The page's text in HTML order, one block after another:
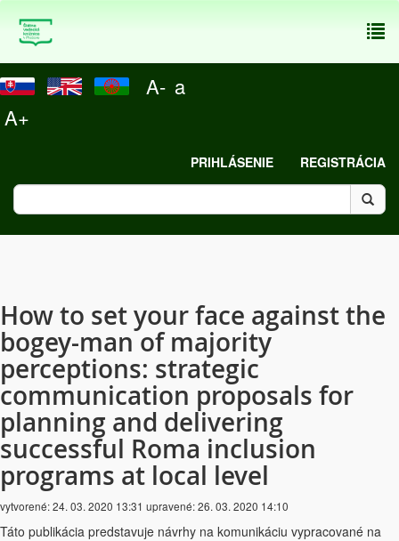
A- a
A+
PRIHLÁSENIE REGISTRÁCIA
How to set your face against the
bogey-man of majority
perceptions: strategic
communication proposals for
planning and delivering
successful Roma inclusion
programs at local level
vytvorené:24. 03. 2020 13:31 upravené:26. 03. 2020 14:10
Táto publikácia predstavuje návrhy na komunikáciu vypracované na